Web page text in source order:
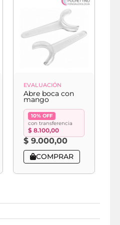
EVALUACIÓN
Abre boca con
mango
10% OFF
con transferencia
$ 8.100,00
$ 9.000,00
COMPRAR